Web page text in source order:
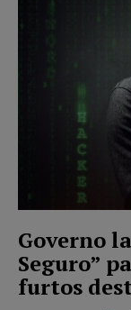
Governo
Seguro”
furtos